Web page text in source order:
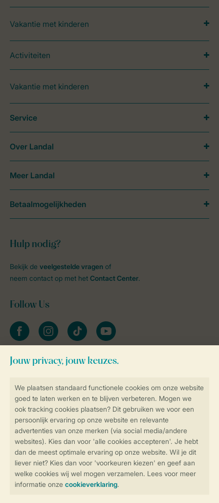
Controle over jouw gegevens &
Veilig en snel online boeken
Veilige gegevensoverdracht
Veilige betaling
Vakantie met kinderen
Activiteiten
Vakantie met kinderen
Hulp nodig?
Bekijk de veelgestelde vragen of
neem contact op met het Contact Center.
Follow Us
facebookinstagramtiktok youtube
Blijf op de hoogte
Service
Over Landal
Meer Landal
Betaalmogelijkheden